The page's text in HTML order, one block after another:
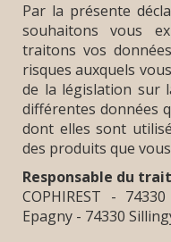
Par la présente
souhaitons vous
traitons vos
risques auxquels
de la législation sur
différentes données
dont elles sont
des produits que
Responsable du
COPHIREST -
Epagny - 74330